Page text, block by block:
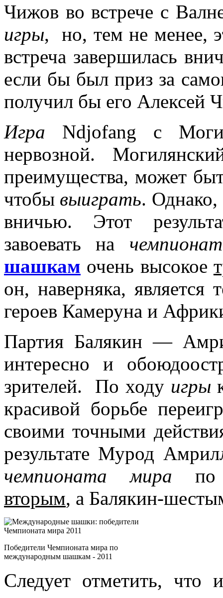
Чижов во встрече с
игры, но, тем не менее,
встреча завершилась
если бы был приз за
получил бы его Алексей
Игра Ndjofang с
нервозной.
преимущества, может
чтобы выиграть. Однако,
вничью. Этот
завоевать на
шашкам очень высокое
он, наверняка,
героев Камеруна и
Партия Балякин —
интересно и
зрителей. По ходу игры
красивой борьбе
своими точными
результате Мурод
чемпионата мира
вторым, а Балякин-
Победители Чемпионата мира по
международным шашкам - 2011
Следует отметить, что